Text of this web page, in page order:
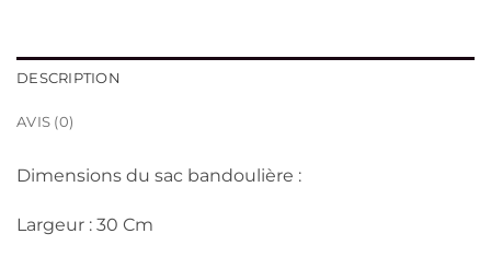
DESCRIPTION
AVIS (0)
Dimensions du sac bandoulière :
Largeur : 30 Cm